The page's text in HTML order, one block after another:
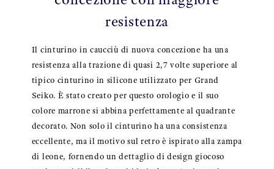
resistenza
Il cinturino in caucciù di nuova concezione ha una
resistenza alla trazione di quasi 2,7 volte superiore al
tipico cinturino in silicone utilizzato per Grand
Seiko. È stato creato per questo orologio e il suo
colore marrone si abbina perfettamente al quadrante
decorato. Non solo il cinturino ha una consistenza
eccellente, ma il motivo sul retro è ispirato alla zampa
di leone, fornendo un dettaglio di design giocoso